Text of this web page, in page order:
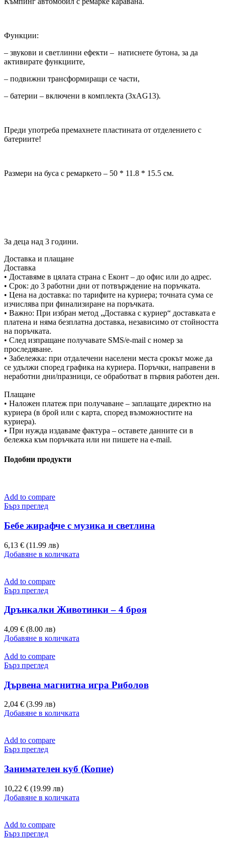
Функции:
– звукови и светлинни ефекти – натиснете бутона, за да
активирате функциите,
– подвижни трансформиращи се части,
– батерии – включени в комплекта (3xAG13).
Преди употреба премахнете пластината от отделението с
батериите!
Размери на буса с ремаркето – 50 * 11.8 * 15.5 см.
За деца над 3 години.
Доставка и плащане
Доставка
• Доставяме в цялата страна с Еконт – до офис или до адрес.
• Срок: до 3 работни дни от потвърждение на поръчката.
• Цена на доставка: по тарифите на куриера; точната сума се
изчислява при финализиране на поръчката.
• Важно: При избран метод „Доставка с куриер“ доставката е
платена и няма безплатна доставка, независимо от стойността
на поръчката.
• След изпращане получавате SMS/e-mail с номер за
проследяване.
• Забележка: при отдалечени населени места срокът може да
се удължи според графика на куриера. Поръчки, направени в
неработни дни/празници, се обработват в първия работен ден.
Плащане
• Наложен платеж при получаване – заплащате директно на
куриера (в брой или с карта, според възможностите на
куриера).
• При нужда издаваме фактура – оставете данните си в
бележка към поръчката или ни пишете на e-mail.
Подобни продукти
Add to compare
Бърз преглед
Бебе жирафче с музика и светлина
6,13 € (11.99 лв)
Добавяне в количката
Add to compare
Бърз преглед
Дрънкалки Животинки – 4 броя
4,09 € (8.00 лв)
Добавяне в количката
Add to compare
Бърз преглед
Дървена магнитна игра Риболов
2,04 € (3.99 лв)
Добавяне в количката
Add to compare
Бърз преглед
Занимателен куб (Копие)
10,22 € (19.99 лв)
Добавяне в количката
Add to compare
Бърз преглед